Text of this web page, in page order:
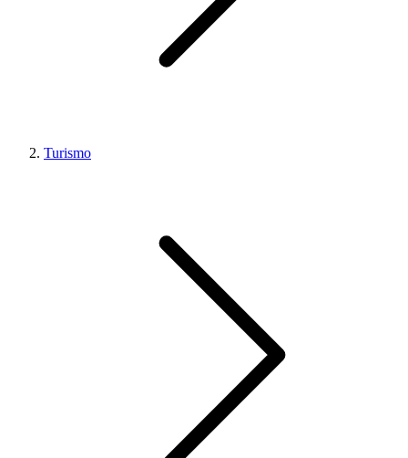
Turismo